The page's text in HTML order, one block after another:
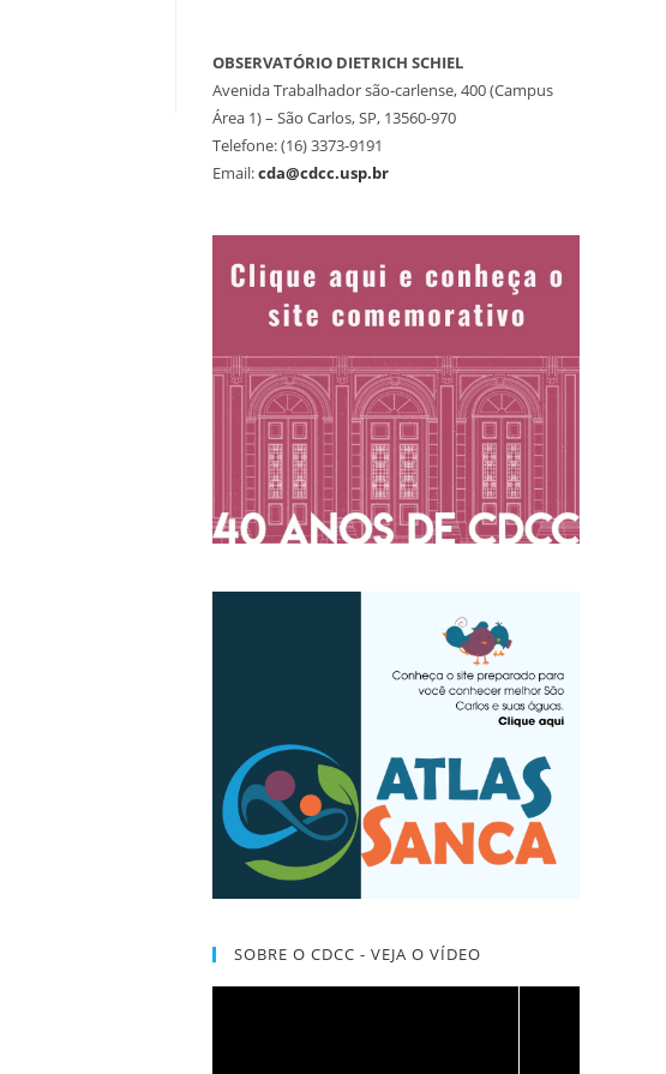
OBSERVATÓRIO DIETRICH SCHIEL
Avenida Trabalhador são-carlense, 400 (Campus
Área 1) – São Carlos, SP, 13560-970
Telefone: (16) 3373-9191
Email:cda@cdcc.usp.br
SOBRE O CDCC - VEJA O VÍDEO